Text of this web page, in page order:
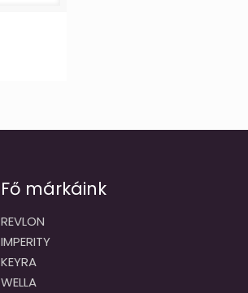
Fő márkáink
REVLON
IMPERITY
KEYRA
WELLA